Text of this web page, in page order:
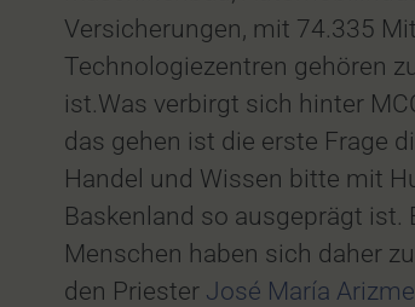
Versicherungen, mit 74.335
Technologiezentren gehören
ist.Was verbirgt sich hinter
das gehen ist die erste Frage
Handel und Wissen bitte mit
Baskenland so ausgeprägt
Menschen haben sich daher
den Priester José María